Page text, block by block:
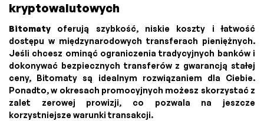
kryptowalutowych
Bitomaty oferują szybkość, niskie koszty i łatwość
dostępu w międzynarodowych transferach pieniężnych.
Jeśli chcesz ominąć ograniczenia tradycyjnych banków i
dokonywać bezpiecznych transferów z gwarancją stałej
ceny, Bitomaty są idealnym rozwiązaniem dla Ciebie.
Ponadto, w okresach promocyjnych możesz skorzystać z
zalet zerowej prowizji, co pozwala na jeszcze
korzystniejsze warunki transakcji.